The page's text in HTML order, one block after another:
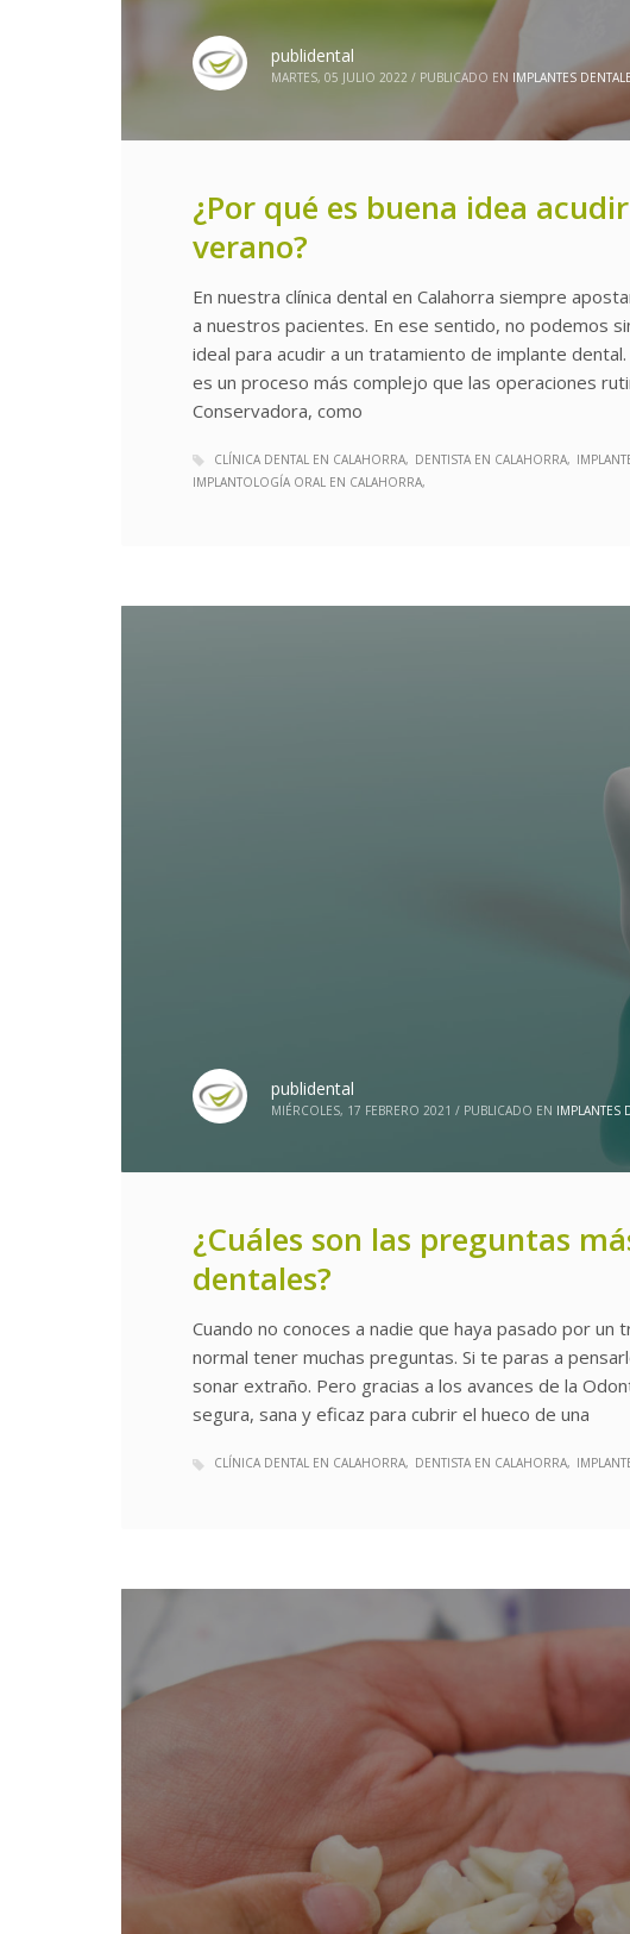
publidental
MARTES, 05 JULIO 2022 / PUBLICADO EN IMPLANTES
¿Por qué es buena idea
verano?
En nuestra clínica dental en Calahorra siempre
a nuestros pacientes. En ese sentido, no podemos
ideal para acudir a un tratamiento de implante
es un proceso más complejo que las operaciones
Conservadora, como
CLÍNICA DENTAL EN CALAHORRA DENTISTA EN CALAHORRA
IMPLANTOLOGÍA ORAL EN CALAHORRA
publidental
MIÉRCOLES, 17 FEBRERO 2021 / PUBLICADO EN IMPLANTES
¿Cuáles son las preguntas
dentales?
Cuando no conoces a nadie que haya pasado por
normal tener muchas preguntas. Si te paras a
sonar extraño. Pero gracias a los avances de la
segura, sana y eficaz para cubrir el hueco de una
CLÍNICA DENTAL EN CALAHORRA DENTISTA EN CALAHORRA